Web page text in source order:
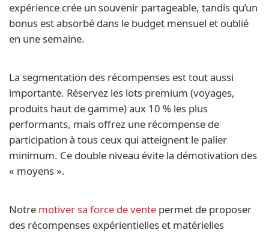
expérience crée un souvenir partageable, tandis qu’un
bonus est absorbé dans le budget mensuel et oublié
en une semaine.
La segmentation des récompenses est tout aussi
importante. Réservez les lots premium (voyages,
produits haut de gamme) aux 10 % les plus
performants, mais offrez une récompense de
participation à tous ceux qui atteignent le palier
minimum. Ce double niveau évite la démotivation des
« moyens ».
Notre motiver sa force de vente permet de proposer
des récompenses expérientielles et matérielles